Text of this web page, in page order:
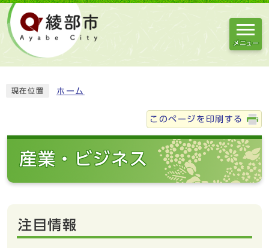
メニュー
現在位置 ホーム
このページを印刷する
産業・ビジネス
注目情報